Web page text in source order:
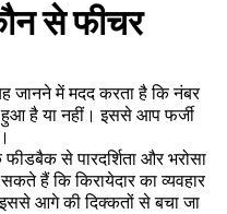
से फीचर
जानने में मदद करता है कि नंबर
है या नहीं। इससे आप फर्जी
से पारदर्शिता और भरोसा
हैं कि किरायेदार का व्यवहार
इससे आगे की दिक्कतों से बचा जा